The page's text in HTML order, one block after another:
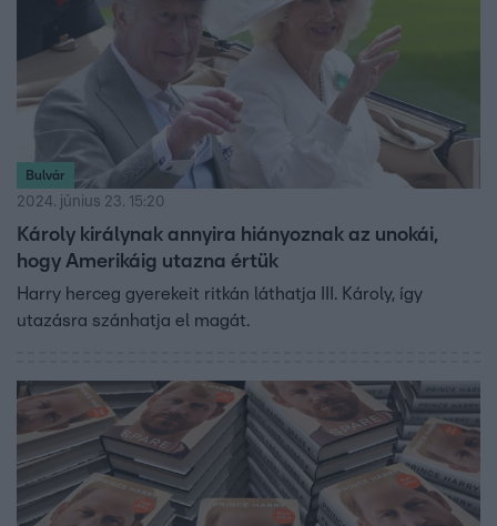
Bulvár
2024. június 23. 15:20
Károly királynak annyira hiányoznak az unokái,
hogy Amerikáig utazna értük
Harry herceg gyerekeit ritkán láthatja III. Károly, így
utazásra szánhatja el magát.